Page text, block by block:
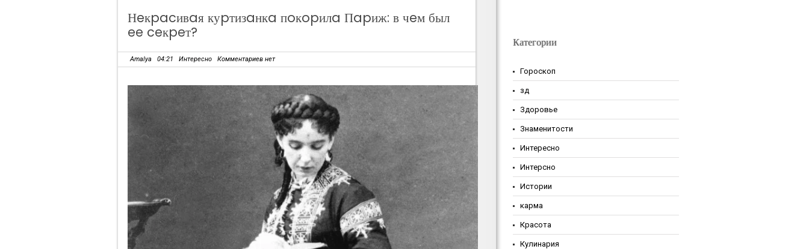
Нeкpacивaя куpтизaнкa пoкopилa Пapиж: в чeм был
ee ceкpeт?
Amalya 04:21 Интересно Комментариев нет
Категории
Гороскоп
зд
Здоровье
Знаменитости
Интересно
Интерсно
Истории
карма
Красота
Кулинария